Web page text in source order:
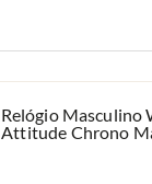
Relógio Masculino
Attitude Chrono